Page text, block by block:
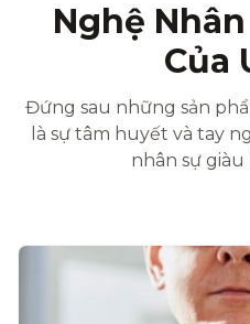
Nghệ
Của
Đứng sau những sản
là sự tâm huyết và tay
nhân sự